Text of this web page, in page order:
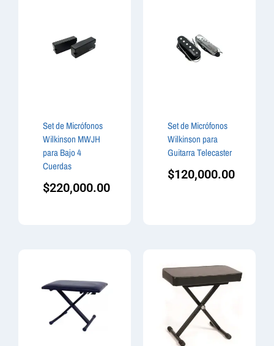
Set de Micrófonos
Wilkinson MWJH
para Bajo 4
Cuerdas
$220,000.00
Set de Micrófonos
Wilkinson para
Guitarra Telecaster
$120,000.00